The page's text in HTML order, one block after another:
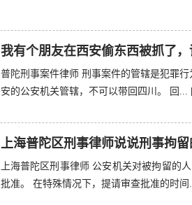
我有个朋友在西安偷东西被抓了
普陀刑事案件律师 刑事案件的管辖是犯罪
安的公安机关管辖，不可以带回四川。 回...
上海普陀区刑事律师说说刑事拘
上海普陀区刑事律师 公安机关对被拘留的
批准。 在特殊情况下，提请审查批准的时间